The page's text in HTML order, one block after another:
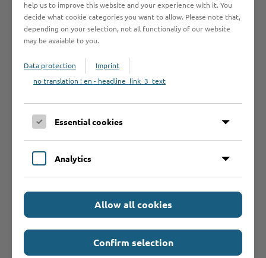
noch wissen?
Informationen
Antragsfrist
Widerspruchsfrist
Hilfe & Kontakt:
help us to improve this website and your experience with it. You
decide what cookie categories you want to allow. Please note that,
depending on your selection, not all functionaliy of our website
may be avaiable to you.
Data protection
Imprint
no translation : en - headline_link_3_text
Essential cookies
Analytics
Allow all cookies
Confirm selection